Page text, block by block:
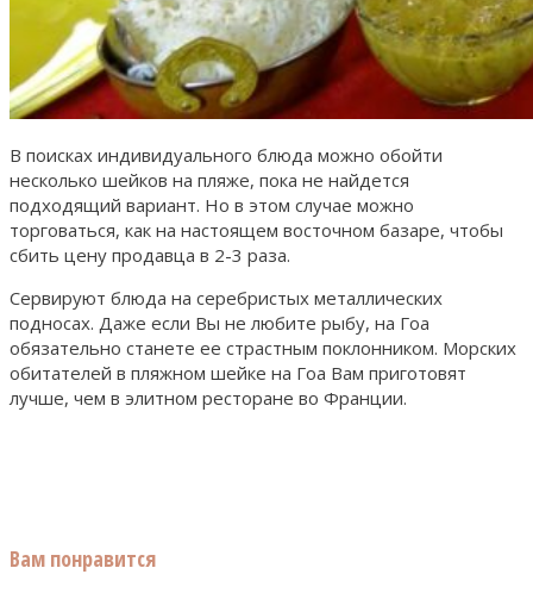
В поисках индивидуального блюда можно обойти
несколько шейков на пляже, пока не найдется
подходящий вариант. Но в этом случае можно
торговаться, как на настоящем восточном базаре, чтобы
сбить цену продавца в 2-3 раза.
Сервируют блюда на серебристых металлических
подносах. Даже если Вы не любите рыбу, на Гоа
обязательно станете ее страстным поклонником. Морских
обитателей в пляжном шейке на Гоа Вам приготовят
лучше, чем в элитном ресторане во Франции.
Вам понравится